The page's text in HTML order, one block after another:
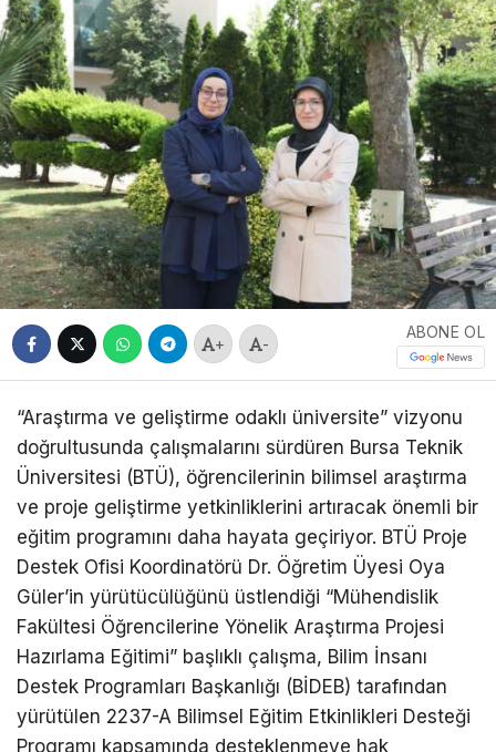
+ -
ABONE OL
“Araştırma ve geliştirme odaklı üniversite” vizyonu
doğrultusunda çalışmalarını sürdüren Bursa Teknik
Üniversitesi (BTÜ), öğrencilerinin bilimsel araştırma
ve proje geliştirme yetkinliklerini artıracak önemli bir
eğitim programını daha hayata geçiriyor. BTÜ Proje
Destek Ofisi Koordinatörü Dr. Öğretim Üyesi Oya
Güler’in yürütücülüğünü üstlendiği “Mühendislik
Fakültesi Öğrencilerine Yönelik Araştırma Projesi
Hazırlama Eğitimi” başlıklı çalışma, Bilim İnsanı
Destek Programları Başkanlığı (BİDEB) tarafından
yürütülen 2237-A Bilimsel Eğitim Etkinlikleri Desteği
Programı kapsamında desteklenmeye hak